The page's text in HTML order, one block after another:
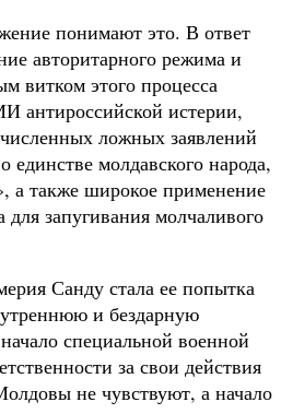
понимают это. В ответ
авторитарного режима и
витком этого процесса
антироссийской истерии,
ложных заявлений
единстве молдавского народа,
а также широкое применение
для запугивания молчаливого
Санду стала ее попытка
и бездарную
специальной военной
за свои действия
не чувствуют, а начало